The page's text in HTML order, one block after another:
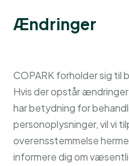
Ændringer
COPARK forholder sig til
Hvis der opstår
har betydning for
personoplysninger, vil vi
overensstemmelse
informere dig om